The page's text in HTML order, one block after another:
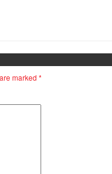
marked *